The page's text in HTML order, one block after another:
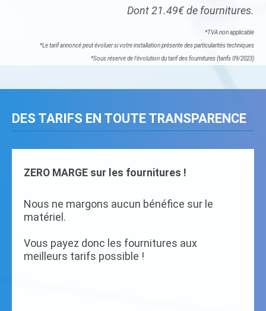
Dont 21.49€ de fournitures.
*TVA non applicable
*Le tarif annoncé peut évoluer si votre installation présente des particularités techniques
*Sous réserve de l'évolution du tarif des fournitures (tarifs 09/2023)
DES TARIFS EN TOUTE TRANSPARENCE
ZERO MARGE sur les fournitures !
Nous ne margons aucun bénéfice sur le
matériel.
Vous payez donc les fournitures aux
meilleurs tarifs possible !